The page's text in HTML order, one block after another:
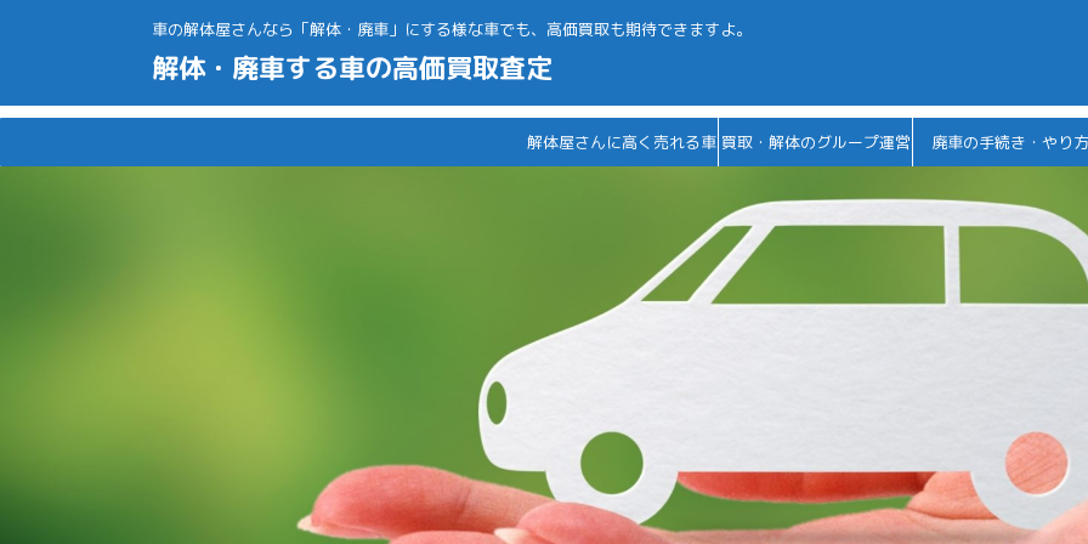
車の解体屋さんなら「解体・廃車」にする様な車でも、高価買取も期待できますよ。
解体・廃車する車の高価買取査定
解体屋さんに高く売れる車 買取・解体のグループ運営 廃車の手続き・やり方